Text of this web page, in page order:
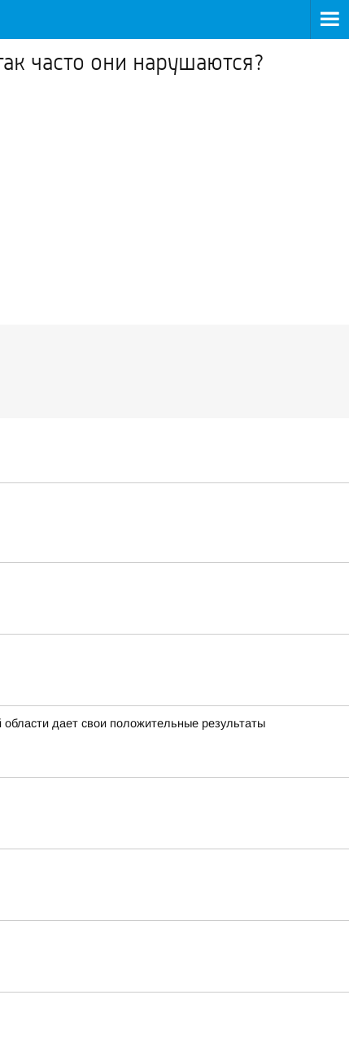
часто они нарушаются?
области дает свои положительные результаты